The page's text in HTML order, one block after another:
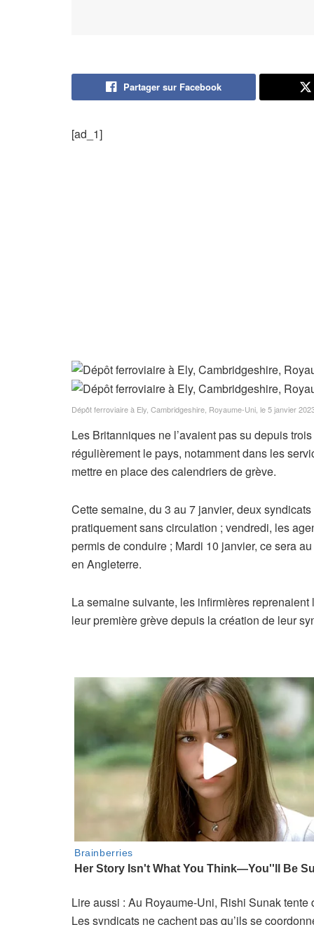
Partager sur Facebook
[ad_1]
Dépôt ferroviaire à Ely, Cambridgeshire, Royaume-Uni, le 5 janvier
Les Britanniques ne l’avaient pas su depuis
régulièrement le pays, notamment dans les
mettre en place des calendriers de grève.
Cette semaine, du 3 au 7 janvier, deux
pratiquement sans circulation ; vendredi, les
permis de conduire ; Mardi 10 janvier, ce sera
en Angleterre.
La semaine suivante, les infirmières
leur première grève depuis la création de leur
Lire aussi : A
r
Au Royaume-Uni, Rishi Sunak
Les syndicats ne cachent pas qu’ils se